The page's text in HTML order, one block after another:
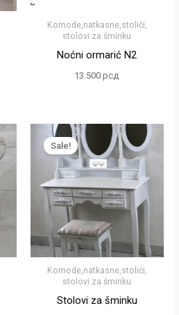
Komode,natkasne,stolići,
stolovi za šminku
Noćni ormarić N2
13.500рсд
Sale!
Komode,natkasne,stolići,
stolovi za šminku
Stolovi za šminku
Оригинална
цена
је
била:
31.000 рсд.
цена
је: